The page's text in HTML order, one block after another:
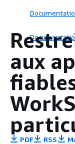
aux
PDF RSS